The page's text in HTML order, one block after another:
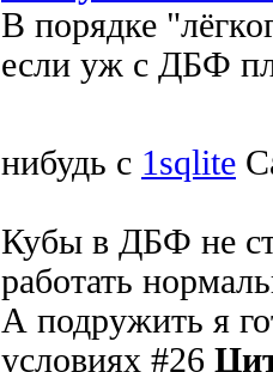
В порядке
если уж с ДБФ
нибудь с 1sqlite
Кубы в ДБФ не
работать
А подружить я
условиях #26